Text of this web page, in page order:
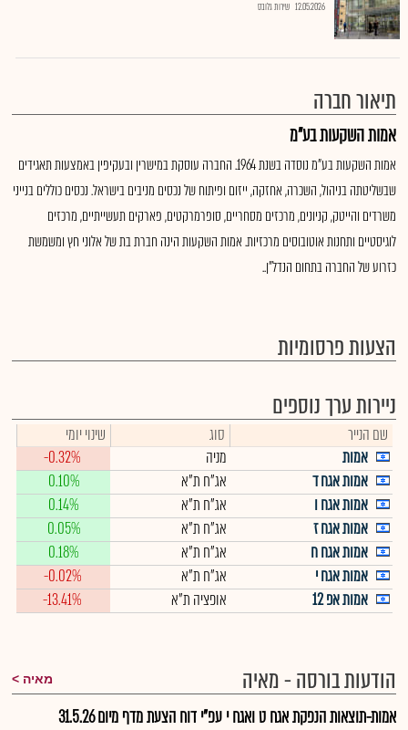
12.05.2026 שירות גלובס
תיאור חברה
אמות השקעות בע"מ
אמות השקעות בע"מ נוסדה בשנת 1964. החברה עוסקת במישרין ובעקיפין באמצעות תאגידים
שבשליטתה בניהול, השכרה, אחזקה, ייזום ופיתוח של נכסים מניבים בישראל. נכסים כוללים בנייני
משרדים והייטק, קניונים, מרכזים מסחריים, סופרמרקטים, פארקים תעשייתיים, מרכזים
לוגיסטיים ותחנות אוטובוסים מרכזיות. אמות השקעות הינה חברת בת של אלוני חץ ומשמשת
כזרוע של החברה בתחום הנדל"ן..
הצעות פרסומיות
ניירות ערך נוספים
שם הנייר סוג
שינוי יומי
אמות
מניה
-0.32%
אמות אגח ד
אג"ח ת"א
0.10%
אמות אגח ו
אג"ח ת"א
0.14%
אמות אגח ז
אג"ח ת"א
0.05%
אמות אגח ח
אג"ח ת"א
0.18%
אמות אגח י
אג"ח ת"א
-0.02%
אמות אפ 12
אופציה ת"א -13.41%
הודעות בורסה - מאיה מאיה
אמות-תוצאות הנפקת אגח ט ואגח י עפ"י דוח הצעת מדף מיום 31.5.26